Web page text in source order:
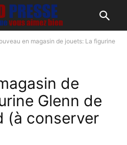
en magasin de jouets: La figurine
de
Glenn de
(à conserver